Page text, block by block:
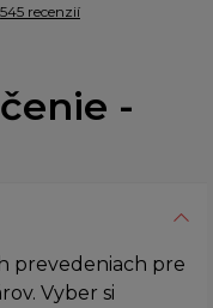
545 recenzií
-
prevedeniach pre
Vyber si